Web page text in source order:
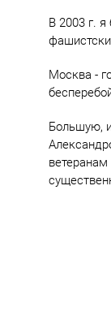
В 2003 г.
Москва -
Большую,